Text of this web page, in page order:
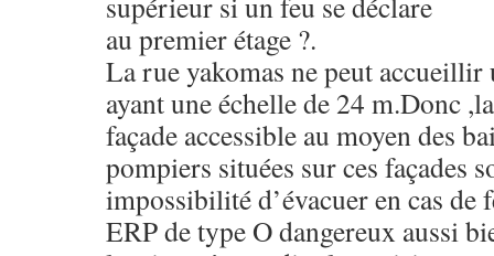
au premier étage ?.
La rue yakomas ne peut
ayant une échelle de 24 m.Donc
façade accessible au moyen des
pompiers situées sur ces façades
impossibilité d’évacuer en cas de
ERP de type O dangereux aussi